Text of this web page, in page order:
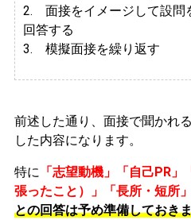
2. 面接をイメージして設問
回答する
3. 模擬面接を繰り返す
前述した通り、面接で聞かれ
した内容になります。
特に 「志望動機」「自己PR
張ったこと）」「長所・短所」
との回答は予め準備しておき